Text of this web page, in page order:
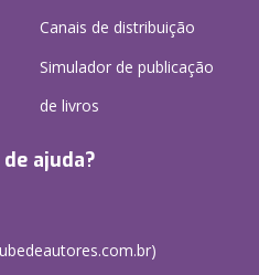
Canais de distribuição
Simulador de publicação
de livros
ajuda?